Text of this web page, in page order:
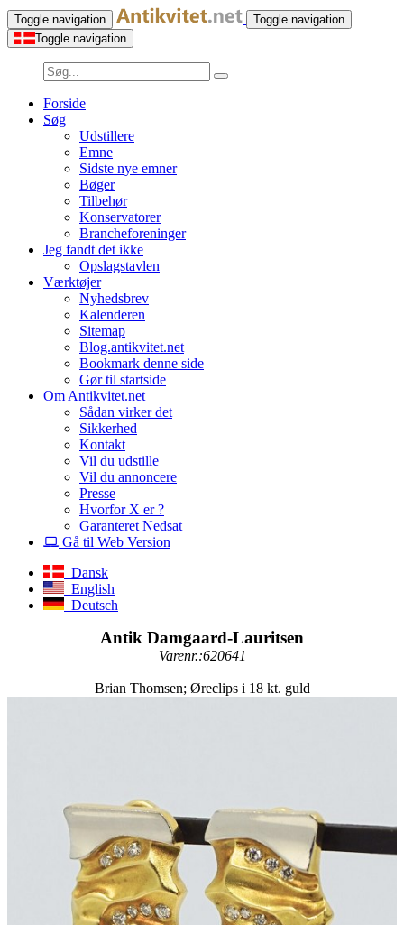
Toggle navigation
Toggle navigation
Toggle navigation
Forside
Søg
Udstillere
Emne
Sidste nye emner
Bøger
Tilbehør
Konservatorer
Brancheforeninger
Jeg fandt det ikke
Opslagstavlen
Værktøjer
Nyhedsbrev
Kalenderen
Sitemap
Blog.antikvitet.net
Bookmark denne side
Gør til startside
Om Antikvitet.net
Sådan virker det
Sikkerhed
Kontakt
Vil du udstille
Vil du annoncere
Presse
Hvorfor X er ?
Garanteret Nedsat
Gå til Web Version
Dansk
English
Deutsch
Antik Damgaard-Lauritsen
Varenr.:620641
Brian Thomsen; Øreclips i 18 kt. guld